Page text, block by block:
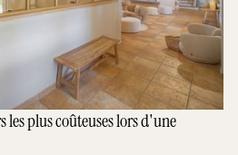
plus coûteuses lors d'une